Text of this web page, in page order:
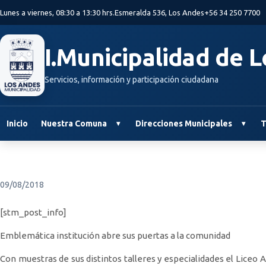
Lunes a viernes, 08:30 a 13:30 hrs.Esmeralda 536, Los Andes+56 34 250 7700
I.Municipalidad de
Servicios, información y participación ciudadana
Inicio Nuestra Comuna Direcciones Municipales
09/08/2018
[stm_post_info]
Emblemática institución abre sus puertas a la comunidad
Con muestras de sus distintos talleres y especialidades el Liceo